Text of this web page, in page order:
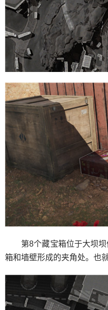
第8个藏宝箱位于大坝
箱和墙壁形成的夹角处。也